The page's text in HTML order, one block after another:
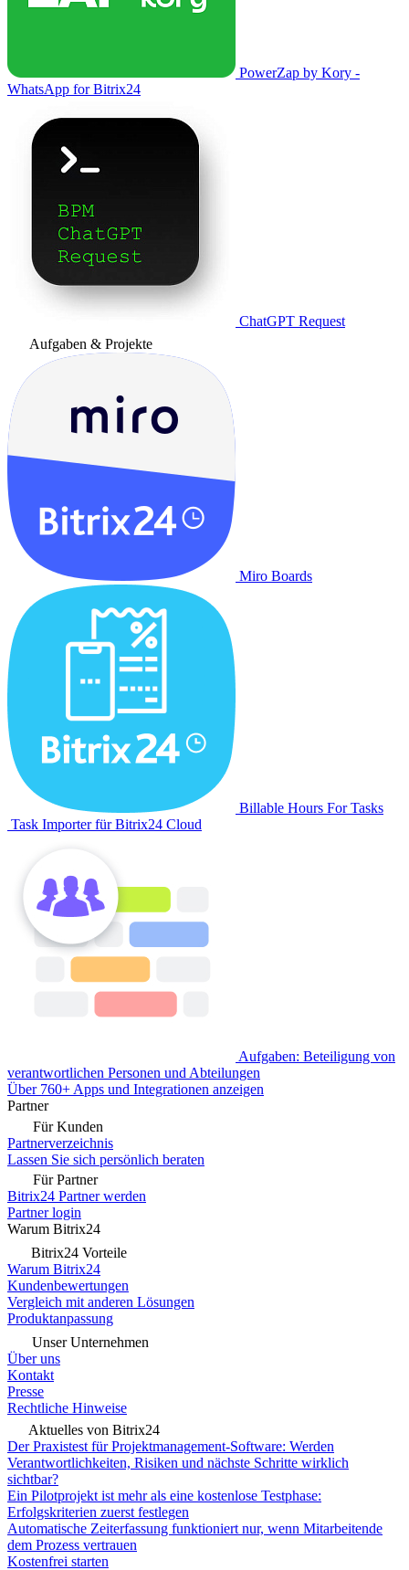
PowerZap by Kory -
WhatsApp for Bitrix24
ChatGPT Request
Aufgaben & Projekte
Miro Boards
Billable Hours For Tasks
Task Importer für Bitrix24 Cloud
Aufgaben: Beteiligung von
verantwortlichen Personen und Abteilungen
Über 760+ Apps und Integrationen anzeigen
Partner
Für Kunden
Partnerverzeichnis
Lassen Sie sich persönlich beraten
Für Partner
Bitrix24 Partner werden
Partner login
Warum Bitrix24
Bitrix24 Vorteile
Warum Bitrix24
Kundenbewertungen
Vergleich mit anderen Lösungen
Produktanpassung
Unser Unternehmen
Über uns
Kontakt
Presse
Rechtliche Hinweise
Aktuelles von Bitrix24
Der Praxistest für Projektmanagement-Software: Werden
Verantwortlichkeiten, Risiken und nächste Schritte wirklich
sichtbar?
Ein Pilotprojekt ist mehr als eine kostenlose Testphase:
Erfolgskriterien zuerst festlegen
Automatische Zeiterfassung funktioniert nur, wenn Mitarbeitende
dem Prozess vertrauen
Kostenfrei starten